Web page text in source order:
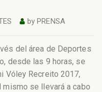
byPRENSA
del área de Deportes
desde las 9 horas, se
Vóley Recreito 2017,
mismo se llevará a cabo